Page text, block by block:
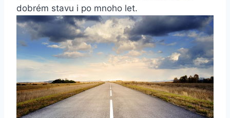
dobrém stavu‌ i ‍po ‌mnoho let.